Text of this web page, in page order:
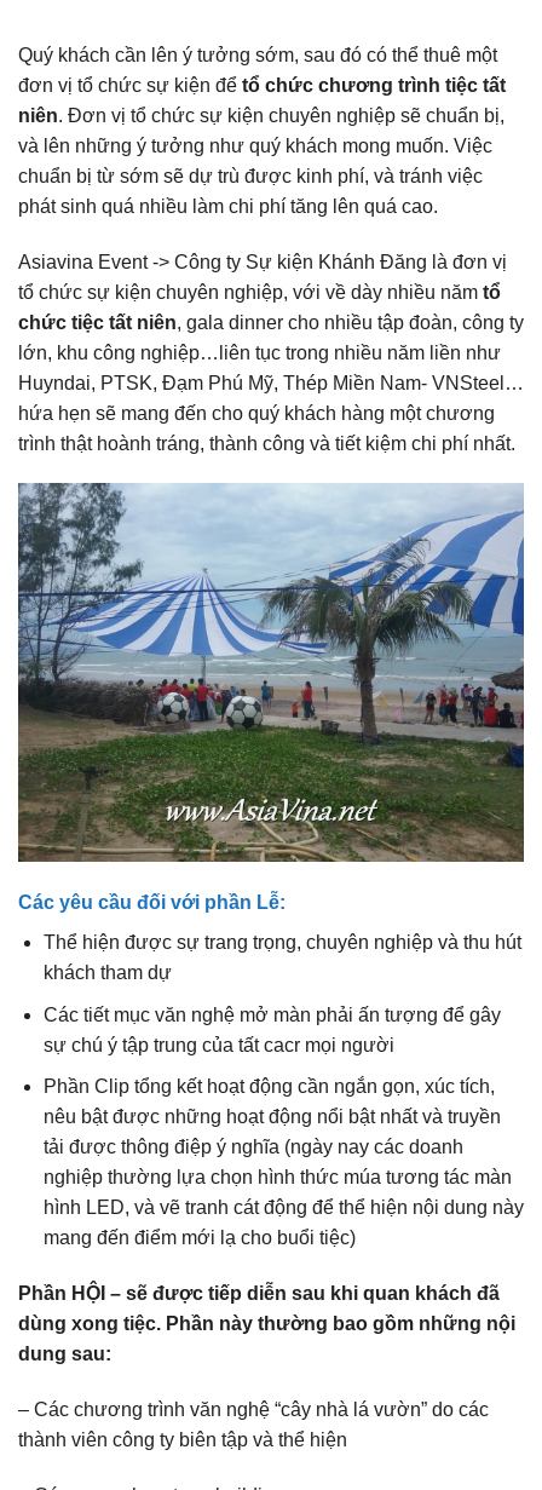
Quý khách cần lên ý tưởng sớm, sau đó có thể thuê một
đơn vị tổ chức sự kiện để tổ chức chương trình tiệc tất
niên. Đơn vị tổ chức sự kiện chuyên nghiệp sẽ chuẩn bị,
và lên những ý tưởng như quý khách mong muốn. Việc
chuẩn bị từ sớm sẽ dự trù được kinh phí, và tránh việc
phát sinh quá nhiều làm chi phí tăng lên quá cao.
Asiavina Event -> Công ty Sự kiện Khánh Đăng là đơn vị
tổ chức sự kiện chuyên nghiệp, với về dày nhiều năm tổ
chức tiệc tất niên, gala dinner cho nhiều tập đoàn, công ty
lớn, khu công nghiệp…liên tục trong nhiều năm liền như
Huyndai, PTSK, Đạm Phú Mỹ, Thép Miền Nam- VNSteel…
hứa hẹn sẽ mang đến cho quý khách hàng một chương
trình thật hoành tráng, thành công và tiết kiệm chi phí nhất.
Các yêu cầu đối với phần Lễ:
Thể hiện được sự trang trọng, chuyên nghiệp và thu hút
khách tham dự
Các tiết mục văn nghệ mở màn phải ấn tượng để gây
sự chú ý tập trung của tất cacr mọi người
Phần Clip tổng kết hoạt động cần ngắn gọn, xúc tích,
nêu bật được những hoạt động nổi bật nhất và truyền
tải được thông điệp ý nghĩa (ngày nay các doanh
nghiệp thường lựa chọn hình thức múa tương tác màn
hình LED, và vẽ tranh cát động để thể hiện nội dung này
mang đến điểm mới lạ cho buổi tiệc)
​Phần HỘI – sẽ được tiếp diễn sau khi quan khách đã
dùng xong tiệc. Phần này thường bao gồm những nội
dung sau:​​
– Các chương trình văn nghệ “cây nhà lá vườn” do các
thành viên công ty biên tập và thể hiện